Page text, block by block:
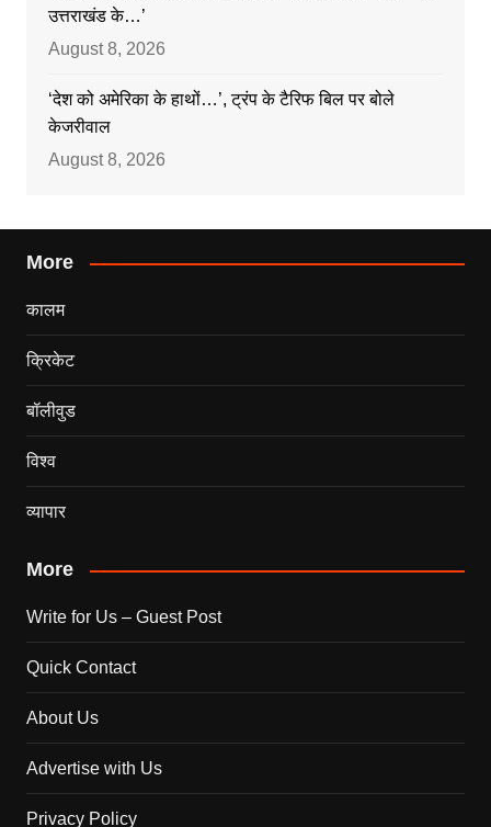
उत्तराखंड के…’
August 8, 2026
‘देश को अमेरिका के हाथों…’, ट्रंप के टैरिफ बिल पर बोले
केजरीवाल
August 8, 2026
More
कालम
क्रिकेट
बॉलीवुड
विश्व
व्यापार
More
Write for Us – Guest Post
Quick Contact
About Us
Advertise with Us
Privacy Policy